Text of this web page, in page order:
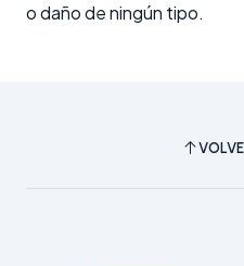
o daño de ningún tipo.